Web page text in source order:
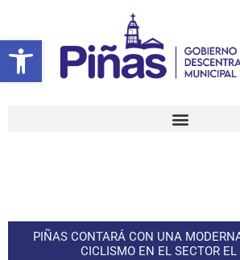
Abrir barra de herramientas
contenido
PIÑAS CONTARÁ CON UNA
CICLISMO EN EL SECTOR EL